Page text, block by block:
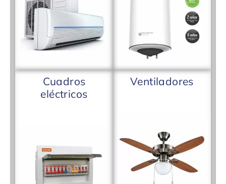
Cuadros
eléctricos
Ventiladores